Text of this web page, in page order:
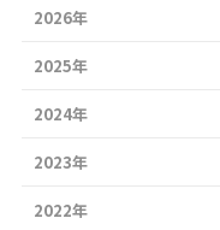
2026年
2025年
2024年
2023年
2022年